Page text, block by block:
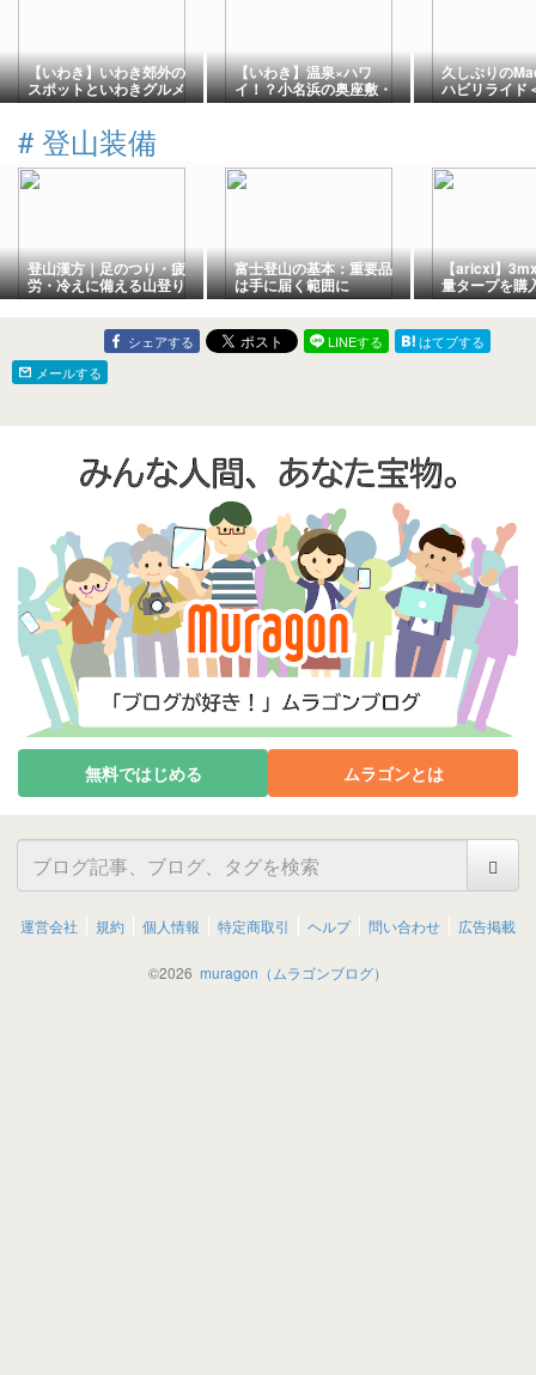
【いわき】いわき郊外の
スポットといわきグルメ
を満喫する【福島県】
【いわき】温泉×ハワ
イ！？小名浜の奥座敷・
いわき湯本温泉を巡る
久しぶりの
ハビリライド
岸＞
# 登山装備
登山漢方｜足のつり・疲
労・冷えに備える山登り
前の漢方相談
富士登山の基本：重要品
は手に届く範囲に
【aricxi】
量タープを購
場で実際に張
ーしてみた
シェアする LINEする
はてブする
メールする
無料ではじめる ムラゴンとは
運営会社 規約 個人情報 特定商取引 ヘルプ 問い合わせ 広告掲載
©2026 muragon（ムラゴンブログ）